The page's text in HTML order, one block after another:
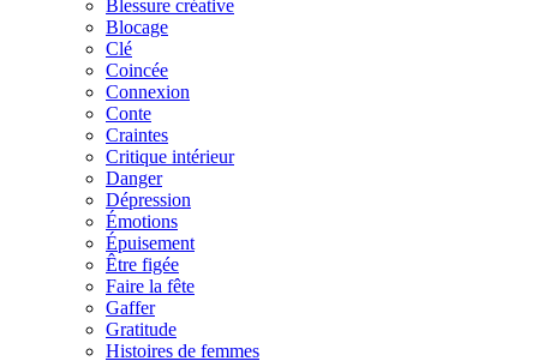
Blessure créative
Blocage
Clé
Coincée
Connexion
Conte
Craintes
Critique intérieur
Danger
Dépression
Émotions
Épuisement
Être figée
Faire la fête
Gaffer
Gratitude
Histoires de femmes